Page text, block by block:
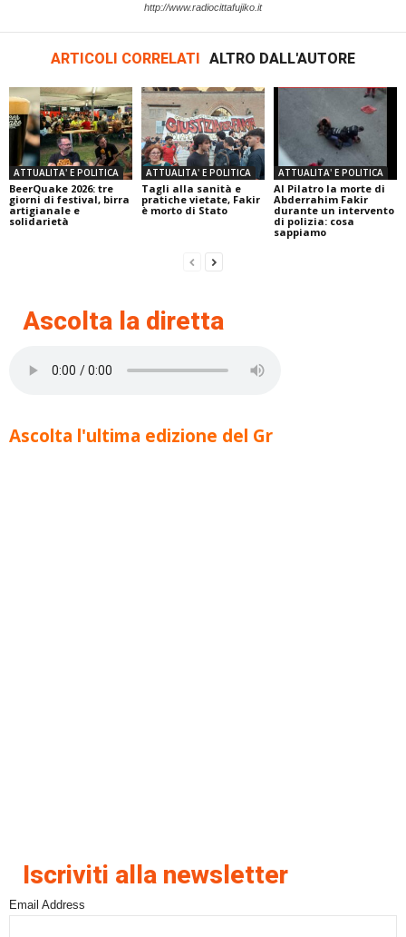
http://www.radiocittafujiko.it
ARTICOLI CORRELATI ALTRO DALL'AUTORE
ATTUALITA' E POLITICA
BeerQuake 2026: tre
giorni di festival, birra
artigianale e
solidarietà
ATTUALITA' E POLITICA
Tagli alla sanità e
pratiche vietate, Fakir
è morto di Stato
ATTUALITA' E POLITICA
Al Pilatro la morte di
Abderrahim Fakir
durante un intervento
di polizia: cosa
sappiamo
Ascolta la diretta
Ascolta l'ultima edizione del Gr
Iscriviti alla newsletter
Email Address